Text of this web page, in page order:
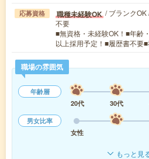
応募資格 職種未経験OK / ブランクOK
不要
■無資格・未経験OK！■年齢
以上採用予定！■履歴書不要
職場の雰囲気
年齢層
20代
30代
男女比率
女性
もっと見